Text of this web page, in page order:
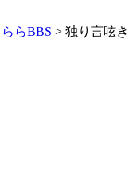
ららBBS > 独り言呟